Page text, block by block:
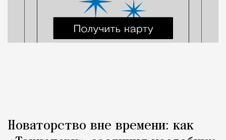
Новаторство вне времени: как